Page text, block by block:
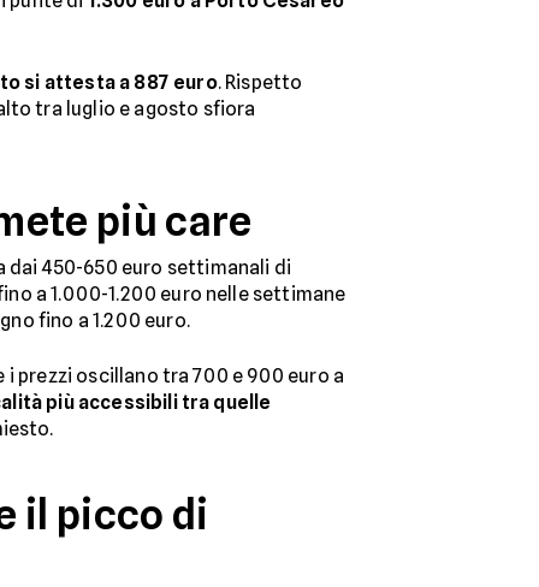
si attesta a 887 euro. Rispetto
tra luglio e agosto sfiora
più care
dai 450-650 euro settimanali di
a 1.000-1.200 euro nelle settimane
fino a 1.200 euro.
i prezzi oscillano tra 700 e 900 euro a
più accessibili tra quelle
il picco di